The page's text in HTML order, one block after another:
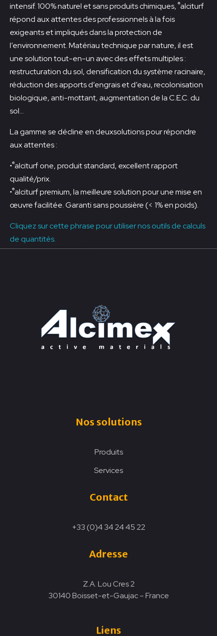
intensif. 100% naturel et sans produits chimiques, ®alciturf
répond aux attentes des professionnels à la fois
exigeants et impliqués dans la protection de
l’environnement. Matériau technique par nature, il est
une solution tout-en-un avec des effets multiples :
restructuration du sol, densification du système racinaire,
réduction des apports d’engrais et d’eau, recolonisation
biologique, anti-mottant, augmentation de la C.E.C. du
sol…
La gamme se décline en deuxsolutions pour répondre
aux attentes :
•®alciturf one, produit standard, excellent rapport
qualité/prix.
•®alciturf premium, la meilleure solution pour une mise en
œuvre facilitée. Garanti sans poussière (< 1% en poids).
Cliquez sur cette phrase pour utiliser nos outils de calculs
de quantités.
Nos solutions
Produits
Services
Contact
+33 (0)4 34 24 45 22
Adresse
Z.A. Lou Cres 2
30140 Boisset-et-Gaujac – France
Liens